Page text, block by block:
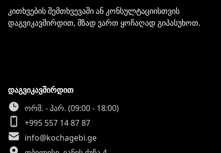
კითხვების შემთხვევაში ან კონსულტაციისთვის
დაგვიკავშირდით, მზად ვართ ყოჩაღად გიპასუხოთ.
დაგვიკავშირდით
ორშ. - პარ. (09:00 - 18:00)
+995 557 14 87 87
info@kochagebi.ge